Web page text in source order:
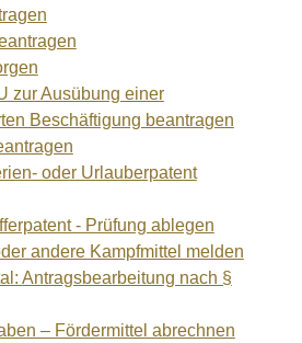
zur Ausübung einer
Beschäftigung beantragen
oder Urlauberpatent
- Prüfung ablegen
andere Kampfmittel melden
Antragsbearbeitung nach §
– Fördermittel abrechnen